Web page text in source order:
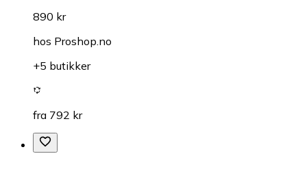
890 kr
hos Proshop.no
+5 butikker
fra 792 kr